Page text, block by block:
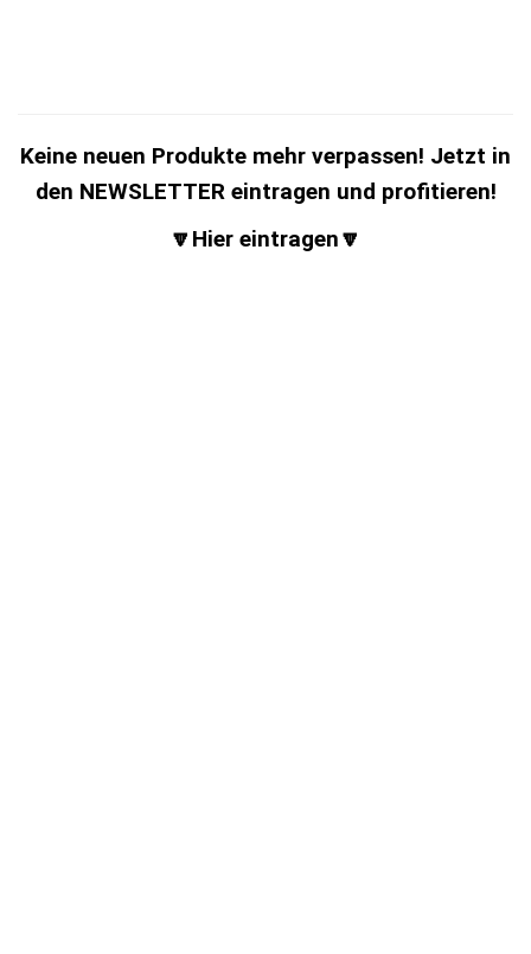
Keine neuen Produkte mehr verpassen! Jetzt in
den NEWSLETTER eintragen und profitieren!
🔽Hier eintragen🔽